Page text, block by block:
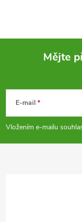
p
a
Mějte
E-mail
Vložením e-mailu